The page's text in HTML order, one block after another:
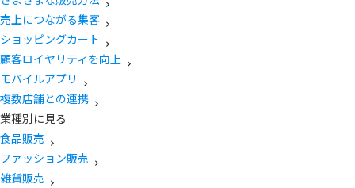
売上につながる集客
ショッピングカート
顧客ロイヤリティを向上
モバイルアプリ
複数店舗との連携
業種別に見る
食品販売
ファッション販売
雑貨販売